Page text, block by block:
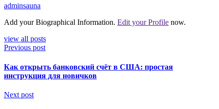
adminsauna
Add your Biographical Information. Edit your Profile now.
view all posts
Previous post
Как открыть банковский счёт в США: простая
инструкция для новичков
Next post